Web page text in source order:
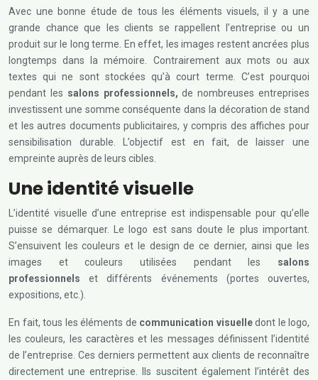
Avec une bonne étude de tous les éléments visuels, il y a une
grande chance que les clients se rappellent l’entreprise ou un
produit sur le long terme. En effet, les images restent ancrées plus
longtemps dans la mémoire. Contrairement aux mots ou aux
textes qui ne sont stockées qu’à court terme. C’est pourquoi
pendant les salons professionnels,de nombreuses entreprises
investissent une somme conséquente dans la décoration de stand
et les autres documents publicitaires, y compris des affiches pour
sensibilisation durable. L’objectif est en fait, de laisser une
empreinte auprès de leurs cibles.
Une identité visuelle
L’identité visuelle d’une entreprise est indispensable pour qu’elle
puisse se démarquer. Le logo est sans doute le plus important.
S’ensuivent les couleurs et le design de ce dernier, ainsi que les
images et couleurs utilisées pendant les salons
professionnelset différents événements (portes ouvertes,
expositions, etc.).
En fait, tous les éléments de communication visuelledont le logo,
les couleurs, les caractères et les messages définissent l’identité
de l’entreprise. Ces derniers permettent aux clients de reconnaître
directement une entreprise. Ils suscitent également l’intérêt des